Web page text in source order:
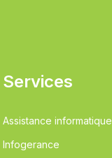
Services
Assistance informatique
Infogerance